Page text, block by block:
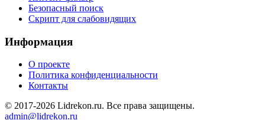
Безопасный поиск
Скрипт для слабовидящих
Информация
О проекте
Политика конфиденциальности
Контакты
© 2017-2026 Lidrekon.ru. Все права защищены.
admin@lidrekon.ru